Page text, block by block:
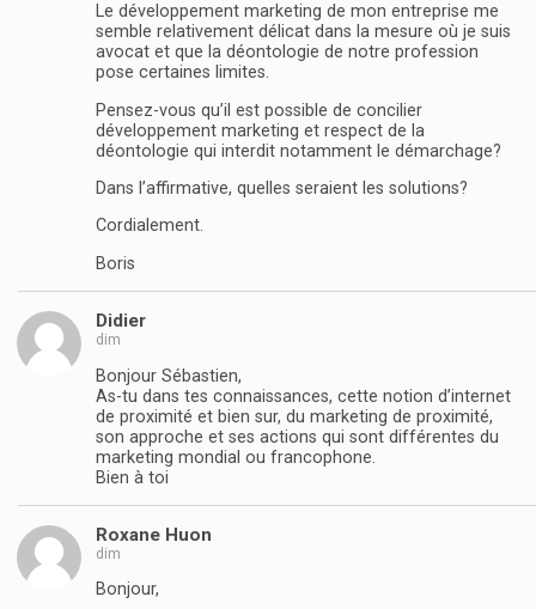
Le développement marketing de mon entreprise me
semble relativement délicat dans la mesure où je suis
avocat et que la déontologie de notre profession
pose certaines limites.
Pensez-vous qu’il est possible de concilier
développement marketing et respect de la
déontologie qui interdit notamment le démarchage?
Dans l’affirmative, quelles seraient les solutions?
Cordialement.
Boris
Didier
dim
Bonjour Sébastien,
As-tu dans tes connaissances, cette notion d’internet
de proximité et bien sur, du marketing de proximité,
son approche et ses actions qui sont différentes du
marketing mondial ou francophone.
Bien à toi
Roxane Huon
dim
Bonjour,